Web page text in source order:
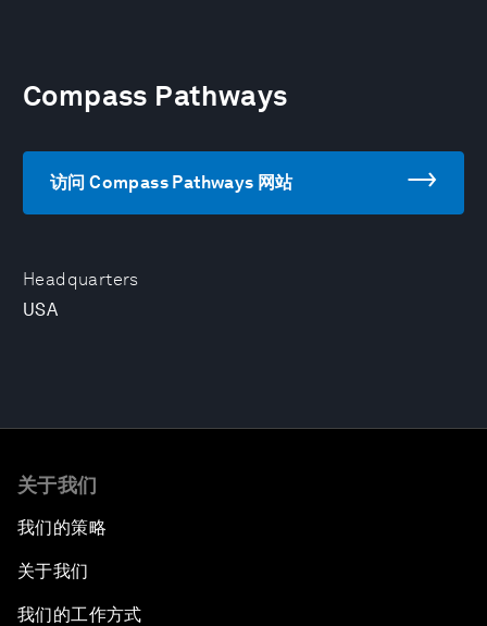
Headquarters
USA
Compass Pathways
访问 Compass Pathways 网站
关于我们
我们的策略
关于我们
我们的工作方式